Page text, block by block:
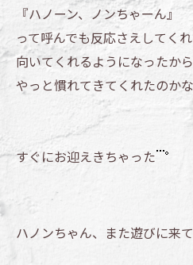
『ハノーン、ノンちゃーん』
って呼んでも反応さえしてく
向いてくれるようになったから
やっと慣れてきてくれたのか
すぐにお迎えきちゃった
ハノンちゃん、また遊びに来